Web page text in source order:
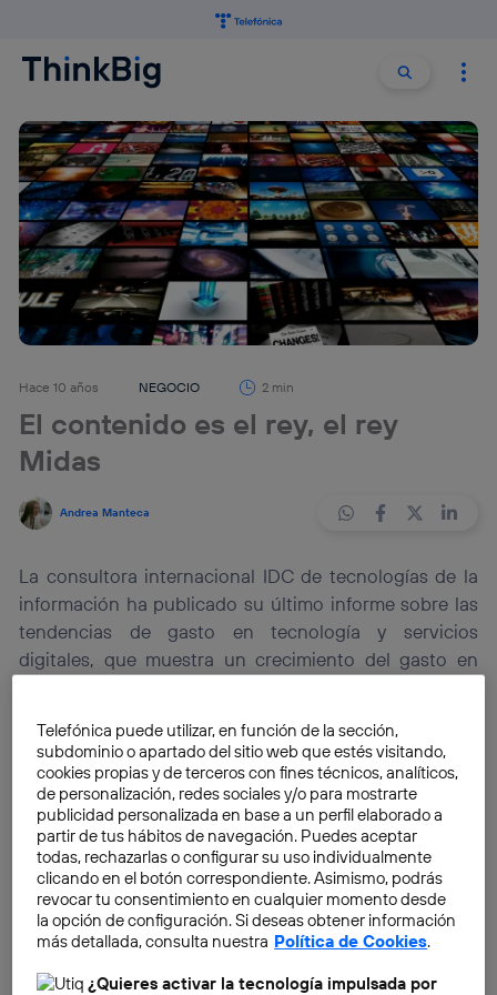
Buscar
Hace 10 años NEGOCIO 2 min
El contenido es el rey, el rey
Midas
Andrea Manteca
La consultora internacional IDC de tecnologías de la
información ha publicado su último informe sobre las
tendencias de gasto en tecnología y servicios
digitales, que muestra un crecimiento del gasto en
Nos lo podíamos ir imaginando. El desarrollo y
proliferación de las plataformas de contenido
audiovisual a la carta, y demás tipo de contenido
digital, auspiciado por una notable mejora de los
algoritmos de recomendación , ha venido a colmar
una necesidad que el usuario llevaba tiempo
manifestando: la oferta de contenido digital de
calidad.
Telefónica puede utilizar, en función de la sección,
subdominio o apartado del sitio web que estés visitando,
cookies propias y de terceros con fines técnicos, analíticos,
de personalización, redes sociales y/o para mostrarte
publicidad personalizada en base a un perfil elaborado a
partir de tus hábitos de navegación. Puedes aceptar
todas, rechazarlas o configurar su uso individualmente
clicando en el botón correspondiente. Asimismo, podrás
revocar tu consentimiento en cualquier momento desde
la opción de configuración. Si deseas obtener información
más detallada, consulta nuestra Política de Cookies.
¿Quieres activar la tecnología impulsada por